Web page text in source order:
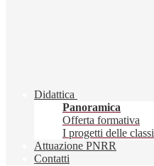
Didattica
Panoramica
Offerta formativa
I progetti delle classi
Attuazione PNRR
Contatti